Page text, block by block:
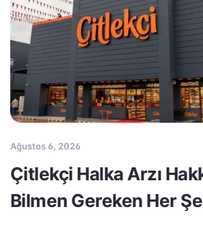
Ağustos 6, 2026
Çitlekçi Halka Arzı
Bilmen Gereken Her